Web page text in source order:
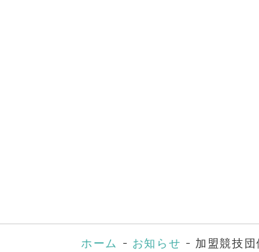
ホーム お知らせ 加盟競技団